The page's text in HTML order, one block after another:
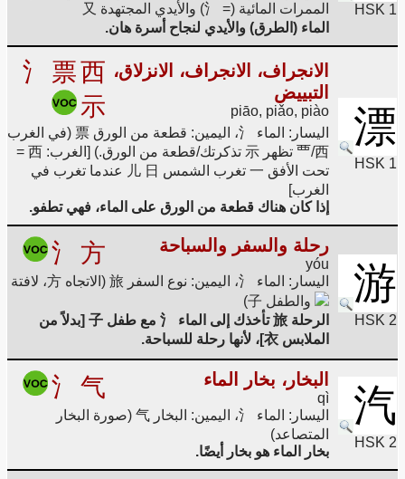
HSK 1
الممرات المائية (= 氵) والأيدي المجتهدة 又
الماء (الطرق) والأيدي لنجاح أسرة هان.
漂
HSK 1
الانجراف، الانجراف، الانزلاق،
التبييض
piāo, piǎo, piào
氵 票西
示
اليسار: الماء 氵، اليمين: قطعة من الورق 票 (في الغرب
覀/西 تظهر 示 تذكرتك/قطعة من الورق.) [الغرب: 西 =
تحت الأفق 一 تغرب الشمس 儿 日 عندما تغرب في
الغرب]
إذا كان هناك قطعة من الورق على الماء، فهي تطفو.
游
HSK 2
رحلة والسفر والسباحة
yóu
氵 方
اليسار: الماء 氵، اليمين: نوع السفر 旅 (الاتجاه 方، لافتة
والطفل 子)
الرحلة 旅 تأخذك إلى الماء 氵 مع طفل 子 [بدلاً من
الملابس 衣]، لأنها رحلة للسباحة.
汽
HSK 2
البخار، بخار الماء
qì
氵 气
اليسار: الماء 氵، اليمين: البخار 气 (صورة البخار
المتصاعد)
بخار الماء هو بخار أيضًا.